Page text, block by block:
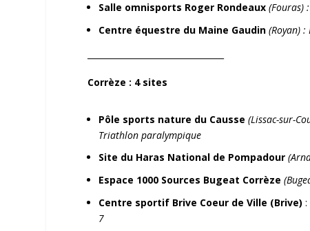
Salle omnisports Roger Rondeaux (Fouras)
Centre équestre du Maine Gaudin (Royan) :
Corrèze : 4 sites
Pôle sports nature du Causse(Lissac-sur-
Triathlon paralympique
Site du Haras National de Pompadour
Espace 1000 Sources Bugeat Corrèze
Centre sportif Brive Coeur de Ville (Brive):
7